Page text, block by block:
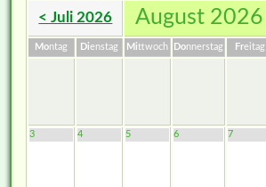
< Juli 2026 August 2026
Montag Dienstag Mittwoch Donnerstag Freitag
3 4 5 6 7